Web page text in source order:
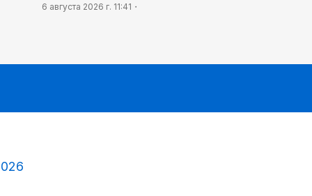
6 августа 2026 г. 11:41